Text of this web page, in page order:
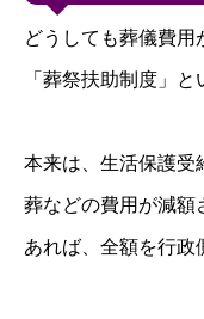
どうしても葬儀費用
「葬祭扶助制度」と
本来は、生活保護受
葬などの費用が減額
あれば、全額を行政